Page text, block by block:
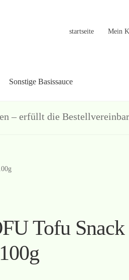
startseite Mein
Sonstige Basissauce
Widerrufsformular 关于 联系
– erfüllt die
Tofu Snack